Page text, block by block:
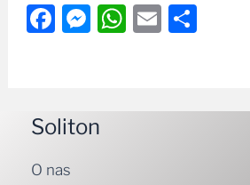
Facebook
Messenger
WhatsApp
Email
Soliton
O nas